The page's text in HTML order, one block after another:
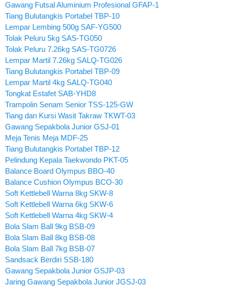
Gawang Futsal Aluminium Profesional GFAP-1
Tiang Bulutangkis Portabel TBP-10
Lempar Lembing 500g SAF-YG500
Tolak Peluru 5kg SAS-TG050
Tolak Peluru 7.26kg SAS-TG0726
Lempar Martil 7.26kg SALQ-TG026
Tiang Bulutangkis Portabel TBP-09
Lempar Martil 4kg SALQ-TG040
Tongkat Estafet SAB-YHD8
Trampolin Senam Senior TSS-125-GW
Tiang dan Kursi Wasit Takraw TKWT-03
Gawang Sepakbola Junior GSJ-01
Meja Tenis Meja MDF-25
Tiang Bulutangkis Portabel TBP-12
Pelindung Kepala Taekwondo PKT-05
Balance Board Olympus BBO-40
Balance Cushion Olympus BCO-30
Soft Kettlebell Warna 8kg SKW-8
Soft Kettlebell Warna 6kg SKW-6
Soft Kettlebell Warna 4kg SKW-4
Bola Slam Ball 9kg BSB-09
Bola Slam Ball 8kg BSB-08
Bola Slam Ball 7kg BSB-07
Sandsack Berdiri SSB-180
Gawang Sepakbola Junior GSJP-03
Jaring Gawang Sepakbola Junior JGSJ-03